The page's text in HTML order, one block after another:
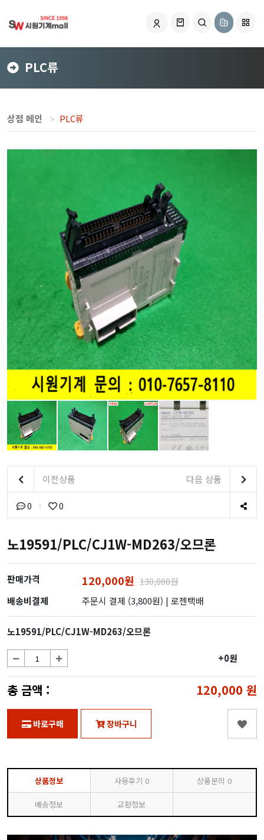
PLC류
상점 메인 PLC류
이전상품 다음 상품
0 0
노19591/PLC/CJ1W-MD263/오므론
판매가격 120,000원 130,000원
배송비결제
주문시 결제 (3,800원) | 로젠택배
노19591/PLC/CJ1W-MD263/오므론
+0원
총 금액 : 120,000 원
바로구매 장바구니
상품정보 사용후기 0 상품문의 0
배송정보 교환정보